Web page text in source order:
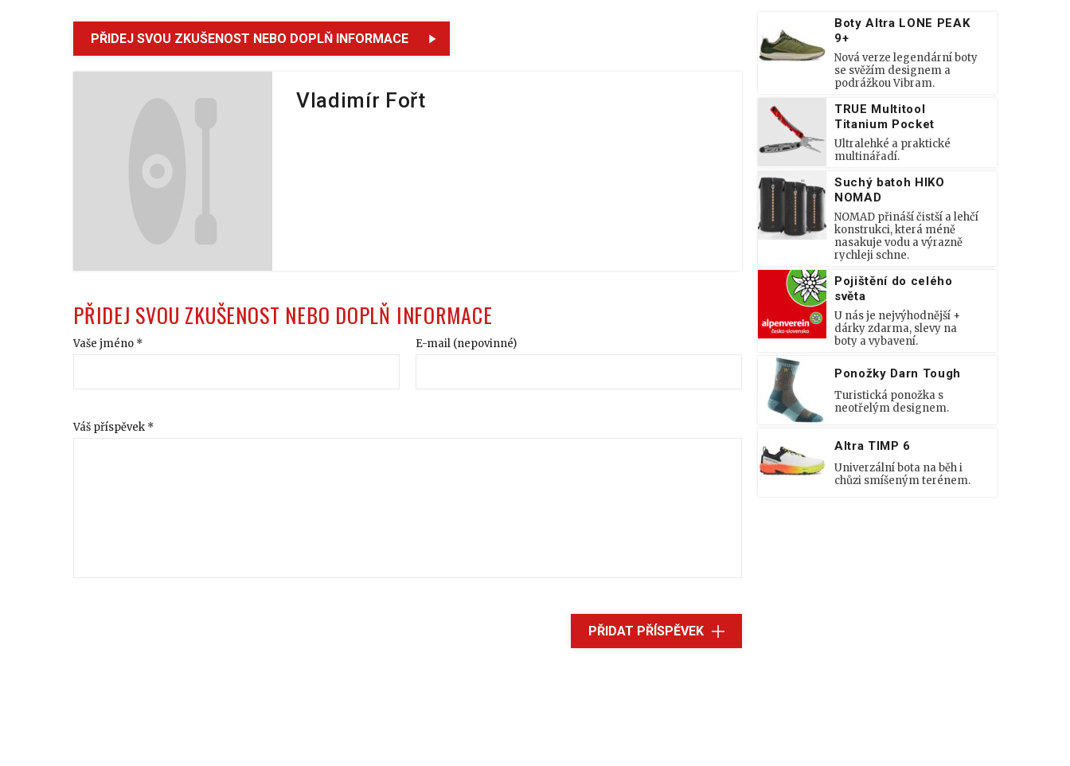
PŘIDEJ SVOU ZKUŠENOST NEBO DOPLŇ INFORMACE
Vladimír Fořt
PŘIDEJ SVOU ZKUŠENOST NEBO DOPLŇ INFORMACE
Vaše jméno * E-mail (nepovinné)
Váš příspěvek *
PŘIDAT PŘÍSPĚVEK
Boty Altra LONE PEAK
9+
Nová verze legendární boty
se svěžím designem a
podrážkou Vibram.
TRUE Multitool
Titanium Pocket
Ultralehké a praktické
multinářadí.
Suchý batoh HIKO
NOMAD
NOMAD přináší čistší a lehčí
konstrukci, která méně
nasakuje vodu a výrazně
rychleji schne.
Pojištění do celého
světa
U nás je nejvýhodnější +
dárky zdarma, slevy na
boty a vybavení.
Ponožky Darn Tough
Turistická ponožka s
neotřelým designem.
Altra TIMP 6
Univerzální bota na běh i
chůzi smíšeným terénem.